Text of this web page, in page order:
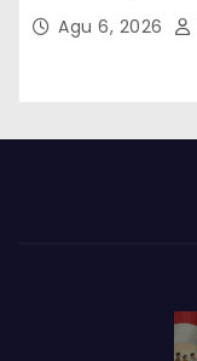
Agu 6, 2026